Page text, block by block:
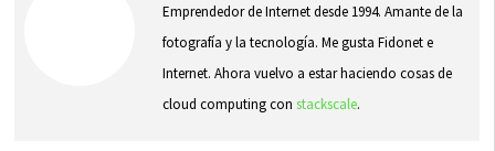
Emprendedor de Internet desde 1994. Amante de la
fotografía y la tecnología. Me gusta Fidonet e
Internet. Ahora vuelvo a estar haciendo cosas de
cloud computing con stackscale.